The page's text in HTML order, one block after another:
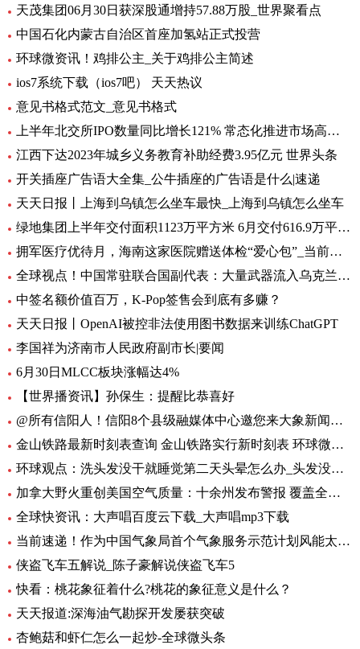
天茂集团06月30日获深股通增持57.88万股_世界聚看点
中国石化内蒙古自治区首座加氢站正式投营
环球微资讯！鸡排公主_关于鸡排公主简述
ios7系统下载（ios7吧） 天天热议
意见书格式范文_意见书格式
上半年北交所IPO数量同比增长121% 常态化推进市场高质量扩容 要闻
江西下达2023年城乡义务教育补助经费3.95亿元 世界头条
开关插座广告语大全集_公牛插座的广告语是什么|速递
天天日报丨上海到乌镇怎么坐车最快_上海到乌镇怎么坐车
绿地集团上半年交付面积1123万平方米 6月交付616.9万平方米-环球观热点
拥军医疗优待月，海南这家医院赠送体检“爱心包”_当前头条
全球视点！中国常驻联合国副代表：大量武器流入乌克兰 外溢影响和扩散风险与日俱增
中签名额价值百万，K-Pop签售会到底有多赚？
天天日报丨OpenAI被控非法使用图书数据来训练ChatGPT
李国祥为济南市人民政府副市长|要闻
6月30日MLCC板块涨幅达4%
【世界播资讯】孙保生：提醒比恭喜好
@所有信阳人！信阳8个县级融媒体中心邀您来大象新闻，一起争做“山水茶都，红色信阳”推荐官
金山铁路最新时刻表查询 金山铁路实行新时刻表 环球微头条
环球观点：洗头发没干就睡觉第二天头晕怎么办_头发没吹干睡觉头疼怎么办
加拿大野火重创美国空气质量：十余州发布警报 覆盖全美1/3人口-焦点热闻
全球快资讯：大声唱百度云下载_大声唱mp3下载
当前速递！作为中国气象局首个气象服务示范计划风能太阳能发电精细化气象服务示范计划7月1日启动
侠盗飞车五解说_陈子豪解说侠盗飞车5
快看：桃花象征着什么?桃花的象征意义是什么？
天天报道:深海油气勘探开发屡获突破
杏鲍菇和虾仁怎么一起炒-全球微头条